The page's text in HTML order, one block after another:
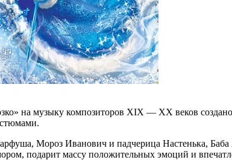
на музыку композиторов XIX — ХХ веков
Мороз Иванович и падчерица Настенька,
подарит массу положительных эмоций и